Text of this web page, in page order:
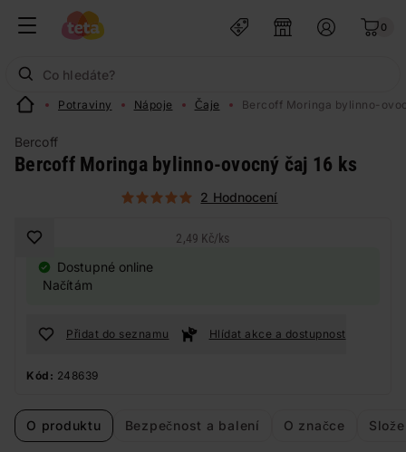
0
Potraviny Nápoje Čaje Bercoff Moringa bylinno-
Bercoff
Bercoff Moringa bylinno-ovocný čaj 16 ks
2 Hodnocení
2,49 Kč/ks
Dostupné online
Načítám
Přidat do seznamu Hlídat akce a dostupnost
Kód: 248639
O produktu Bezpečnost a balení O značce